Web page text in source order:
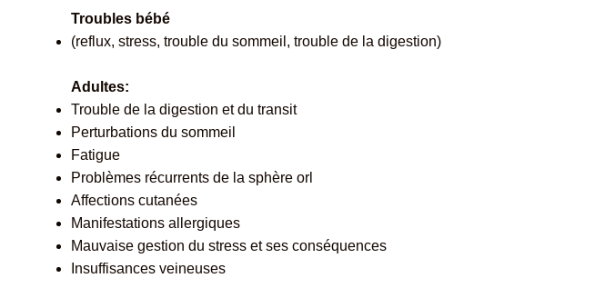
Troubles bébé
(reflux, stress, trouble du sommeil, trouble de la digestion)
Adultes:
Trouble de la digestion et du transit
Perturbations du sommeil
Fatigue
Problèmes récurrents de la sphère orl
Affections cutanées
Manifestations allergiques
Mauvaise gestion du stress et ses conséquences
Insuffisances veineuses